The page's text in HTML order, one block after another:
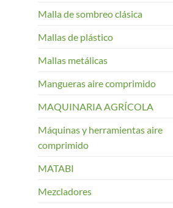
Malla de sombreo clásica
Mallas de plástico
Mallas metálicas
Mangueras aire comprimido
MAQUINARIA AGRÍCOLA
Máquinas y herramientas aire
comprimido
MATABI
Mezcladores